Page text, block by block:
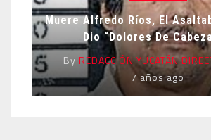
Muere Alfredo Ríos, El
Dio “dolores De
By REDACCIÓN YUCATÁN
7 años ago